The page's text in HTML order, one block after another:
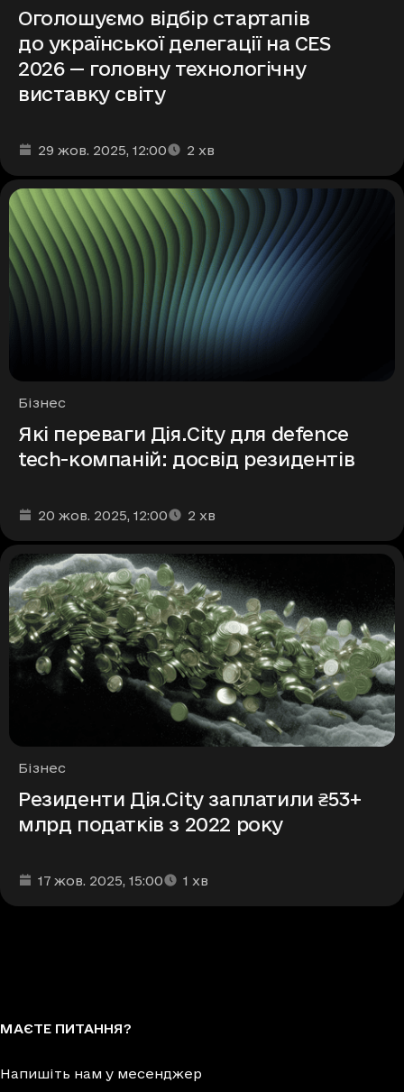
Оголошуємо відбір стартапів
до української делегації на CES
2026 — головну технологічну
виставку світу
Дата та час публікації:
29 жов. 2025, 12:00
Час читання: 2 хв
Рубрики
Бізнес
Які переваги Дія.City для defence
tech-компаній: досвід резидентів
Дата та час публікації:
20 жов. 2025, 12:00
Час читання: 2 хв
Рубрики
Бізнес
Резиденти Дія.Сіty заплатили ₴53+
млрд податків з 2022 року
Дата та час публікації
17 жов. 2025, 15:00
Час читання: 1 хв
МАЄТЕ ПИТАННЯ?
Напишіть нам у месенджер